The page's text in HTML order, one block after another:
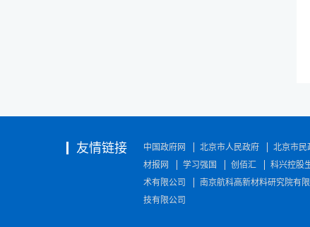
友情链接 中国政府网 北京市人民政府 北京市民
材报网
学习强国 创佰汇 科兴控股
术有限公司
南京航科高新材料研究院有限
技有限公司